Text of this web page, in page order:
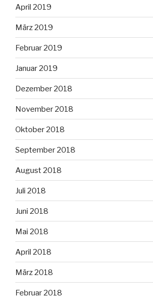
April 2019
März 2019
Februar 2019
Januar 2019
Dezember 2018
November 2018
Oktober 2018
September 2018
August 2018
Juli 2018
Juni 2018
Mai 2018
April 2018
März 2018
Februar 2018